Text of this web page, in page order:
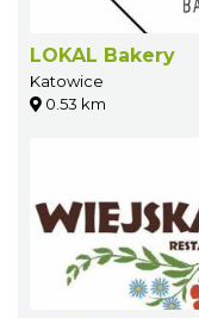
LOKAL Bakery
Katowice
0.53 km